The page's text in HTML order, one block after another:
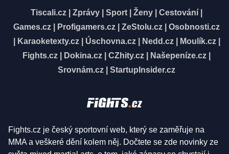
Tiscali.cz Zprávy Sport Ženy Cestování
Games.cz
Profigamers.cz ZeStolu.cz
Osobnosti.cz
Karaoketexty.cz| Úschovna.cz| Nedd.cz| Moulík.cz|
Fights.cz
Dokina.cz CZhity.cz Našepeníze.cz
Srovnám.cz
StartupInsider.cz
Fights.cz je český sportovní web, který se zaměřuje na
MMA a veškeré dění kolem něj. Dočtete se zde novinky ze